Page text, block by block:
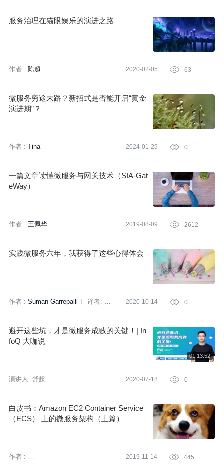
服务治理在猫眼娱乐的演进之路
作者 : 陈超 2020-02-05  63
微服务穷途末路？新招式是否能开启“黄金
演进期”？
作者 : Tina 2024-01-29  0
一篇文章读懂微服务与网关技术（SIA-Gat
eWay）
作者 : 王佩华 2019-08-09  2612
实践微服务六年，我获得了这些心得体会
作者 : Suman Garrepalli
译者:
2020-10-14  0
避开这些坑，才是微服务成败的关键！| In
foQ 大咖说
演讲人: 舒超 2020-07-18  0
白皮书：Amazon EC2 Container Service
（ECS） 上的微服务架构（上篇）
作者 :
2019-11-14  445